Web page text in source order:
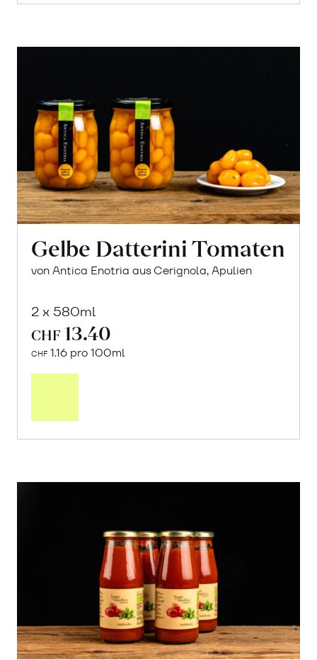
Gelbe Datterini Tomaten
von Antica Enotria aus Cerignola, Apulien
2 x 580ml
CHF 13.40
CHF 1.16 pro 100ml